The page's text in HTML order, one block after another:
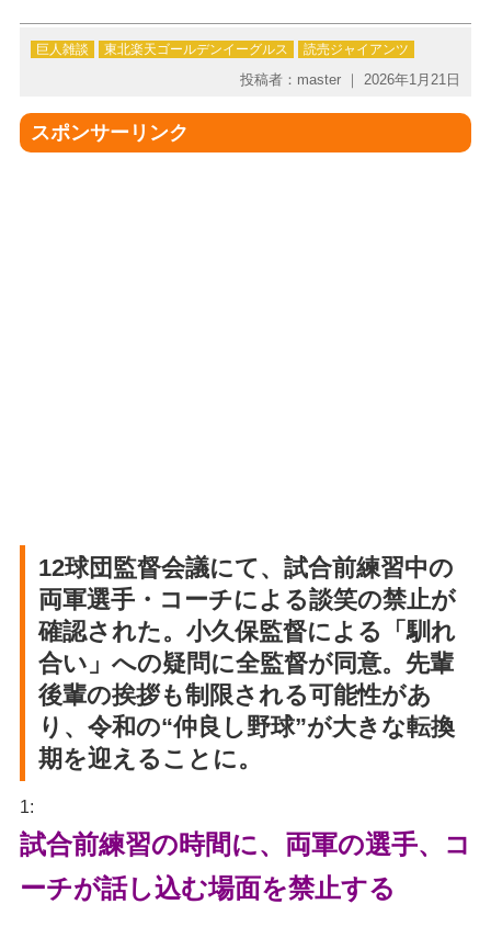
巨人雑談 東北楽天ゴールデンイーグルス 読売ジャイアンツ
投稿者：master ｜ 2026年1月21日
スポンサーリンク
12球団監督会議にて、試合前練習中の
両軍選手・コーチによる談笑の禁止が
確認された。小久保監督による「馴れ
合い」への疑問に全監督が同意。先輩
後輩の挨拶も制限される可能性があ
り、令和の“仲良し野球”が大きな転換
期を迎えることに。
1:
試合前練習の時間に、両軍の選手、コ
ーチが話し込む場面を禁止する